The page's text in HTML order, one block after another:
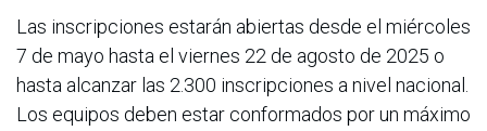
Las inscripciones estarán abiertas desde el miércoles
7 de mayo hasta el viernes 22 de agosto de 2025 o
hasta alcanzar las 2.300 inscripciones a nivel nacional.
Los equipos deben estar conformados por un máximo